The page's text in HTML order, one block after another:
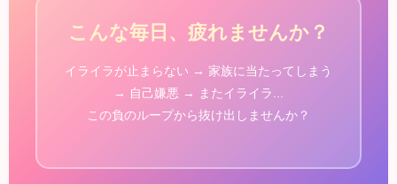
こんな毎日、疲れませんか？
イライラが止まらない → 家族に当たってしまう
→ 自己嫌悪 → またイライラ...
この負のループから抜け出しませんか？